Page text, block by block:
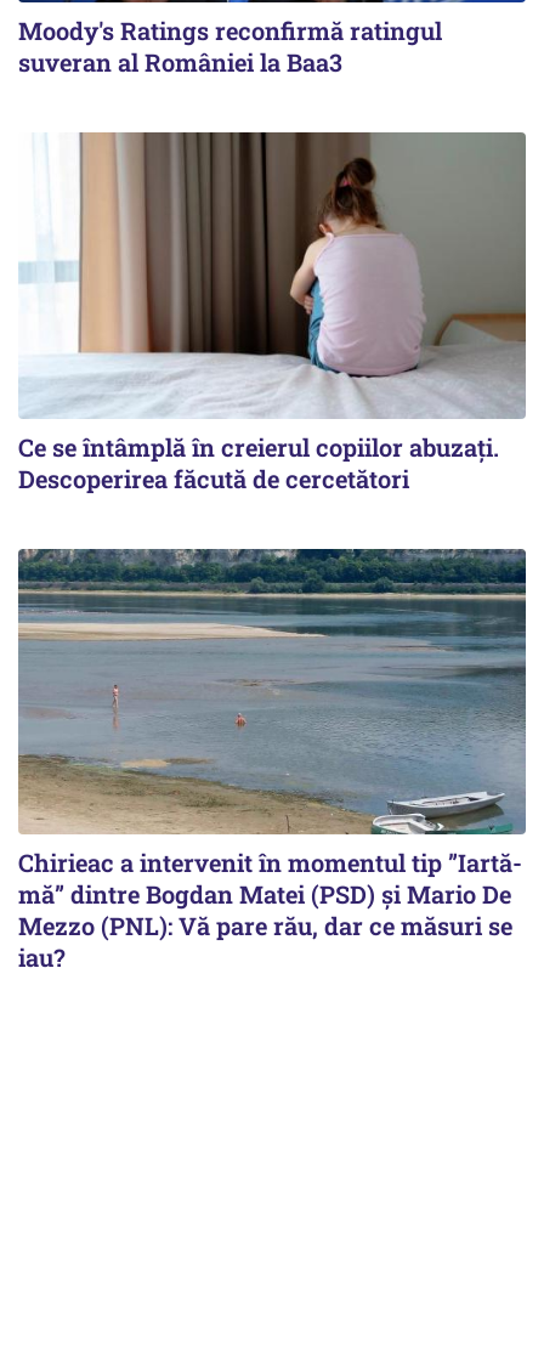
Moody's Ratings reconfirmă ratingul
suveran al României la Baa3
Ce se întâmplă în creierul copiilor abuzați.
Descoperirea făcută de cercetători
Chirieac a intervenit în momentul tip ”Iartă-
mă” dintre Bogdan Matei (PSD) și Mario De
Mezzo (PNL): Vă pare rău, dar ce măsuri se
iau?